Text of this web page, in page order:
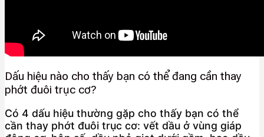
Dấu hiệu nào cho thấy bạn có thể đang cần thay
phớt đuôi trục cơ?
Có 4 dấu hiệu thường gặp cho thấy bạn có thể
cần thay phớt đuôi trục cơ: vết dầu ở vùng giáp